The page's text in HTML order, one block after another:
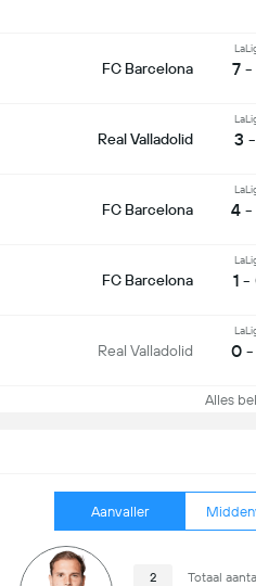
Aanvaller
2 Totaal
FC Barcelona 7
Real Valladolid 3 -
FC Barcelona 4 -
FC Barcelona 1 -
Real Valladolid 0 -
Alles